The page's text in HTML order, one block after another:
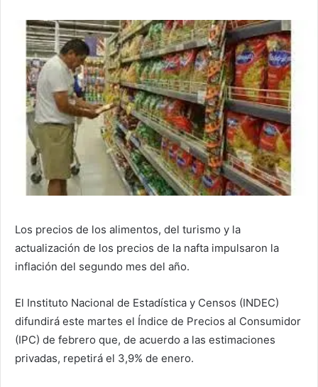
Los precios de los alimentos, del turismo y la
actualización de los precios de la nafta impulsaron la
inflación del segundo mes del año.
El Instituto Nacional de Estadística y Censos (INDEC)
difundirá este martes el Índice de Precios al Consumidor
(IPC) de febrero que, de acuerdo a las estimaciones
privadas, repetirá el 3,9% de enero.